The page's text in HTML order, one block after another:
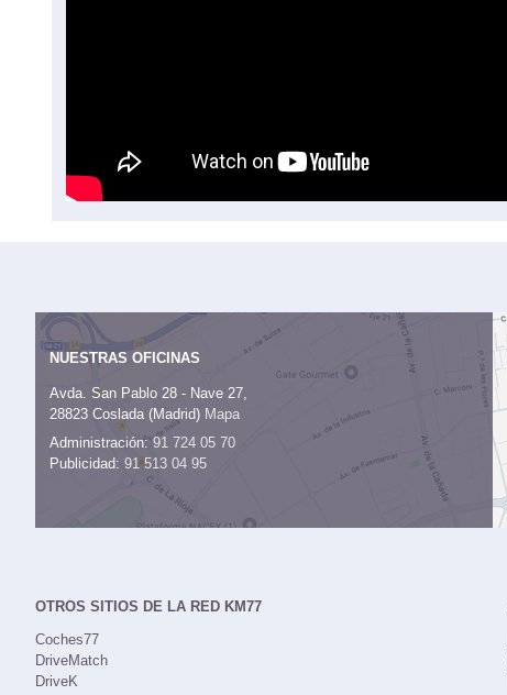
NUESTRAS OFICINAS
Avda. San Pablo 28 - Nave 27,
28823 Coslada (Madrid) Mapa
Administración:91 724 05 70
Publicidad: 91 513 04 95
OTROS SITIOS DE LA RED KM77
Coches77
DriveMatch
DriveK